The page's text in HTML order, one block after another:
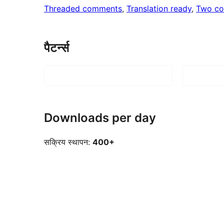
Threaded comments, Translation ready, Two
पैटर्न्स
Downloads per day
सक्रिय स्थापन: 400+